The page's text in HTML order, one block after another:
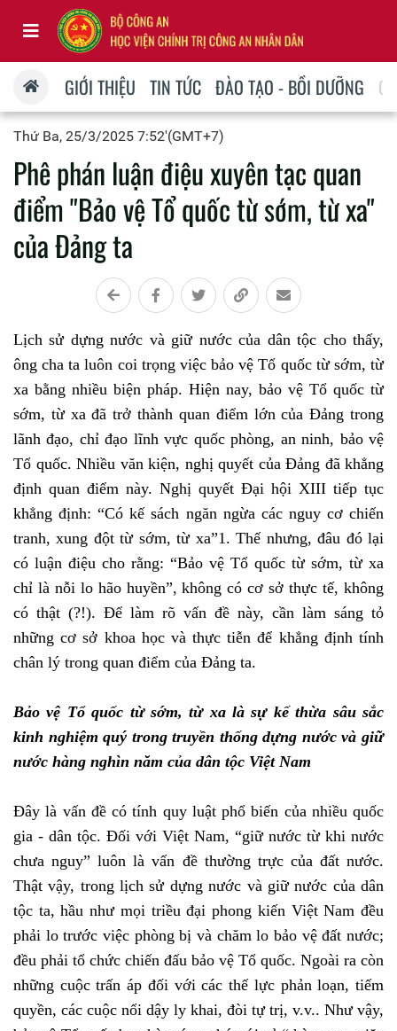
GIỚI THIỆU TIN TỨC ĐÀO TẠO - BỒI DƯỠNG
Thứ Ba, 25/3/2025 7:52'(GMT+7)
Phê phán luận điệu xuyên tạc quan
điểm "Bảo vệ Tổ quốc từ sớm, từ xa"
của Đảng ta
Lịch sử dựng nước và giữ nước của dân tộc cho thấy,
ông cha ta luôn coi trọng việc bảo vệ Tổ quốc từ sớm, từ
xa bằng nhiều biện pháp. Hiện nay, bảo vệ Tổ quốc từ
sớm, từ xa đã trở thành quan điểm lớn của Đảng trong
lãnh đạo, chỉ đạo lĩnh vực quốc phòng, an ninh, bảo vệ
Tổ quốc. Nhiều văn kiện, nghị quyết của Đảng đã khẳng
định quan điểm này. Nghị quyết Đại hội XIII tiếp tục
khẳng định: “Có kế sách ngăn ngừa các nguy cơ chiến
tranh, xung đột từ sớm, từ xa”1. Thế nhưng, đâu đó lại
có luận điệu cho rằng: “Bảo vệ Tổ quốc từ sớm, từ xa
chỉ là nỗi lo hão huyền”, không có cơ sở thực tế, không
có thật (?!). Để làm rõ vấn đề này, cần làm sáng tỏ
những cơ sở khoa học và thực tiễn để khẳng định tính
chân lý trong quan điểm của Đảng ta.
Bảo vệ Tổ quốc từ sớm, từ xa là sự kế thừa sâu sắc
kinh nghiệm quý trong truyền thống dựng nước và giữ
nước hàng nghìn năm của dân tộc Việt Nam
Đây là vấn đề có tính quy luật phổ biến của nhiều quốc
gia - dân tộc. Đối với Việt Nam, “giữ nước từ khi nước
chưa nguy” luôn là vấn đề thường trực của đất nước.
Thật vậy, trong lịch sử dựng nước và giữ nước của dân
tộc ta, hầu như mọi triều đại phong kiến Việt Nam đều
phải lo trước việc phòng bị và chăm lo bảo vệ đất nước;
đều phải tổ chức chiến đấu bảo vệ Tổ quốc. Ngoài ra còn
những cuộc trấn áp đối với các thế lực phản loạn, tiếm
quyền, các cuộc nổi dậy ly khai, đòi tự trị, v.v.. Như vậy,